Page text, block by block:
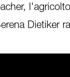
Dietiker